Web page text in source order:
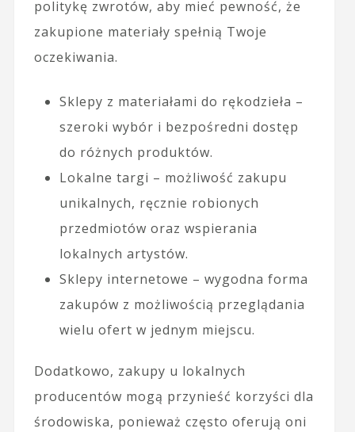
politykę zwrotów, aby mieć pewność, że
zakupione materiały spełnią Twoje
oczekiwania.
Sklepy z materiałami do rękodzieła –
szeroki wybór i bezpośredni dostęp
do różnych produktów.
Lokalne targi – możliwość zakupu
unikalnych, ręcznie robionych
przedmiotów oraz wspierania
lokalnych artystów.
Sklepy internetowe – wygodna forma
zakupów z możliwością przeglądania
wielu ofert w jednym miejscu.
Dodatkowo, zakupy u lokalnych
producentów mogą przynieść korzyści dla
środowiska, ponieważ często oferują oni